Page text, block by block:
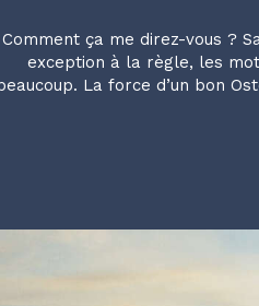
Comment ça me direz-vous ?
exception à la règle, les
La force d’un bon